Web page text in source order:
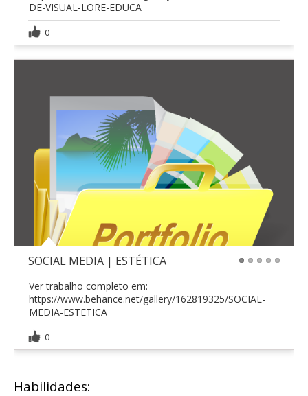
DE-VISUAL-LORE-EDUCA
0
SOCIAL MEDIA | ESTÉTICA
Ver trabalho completo em:
https://www.behance.net/gallery/162819325/SOCIAL-
MEDIA-ESTETICA
0
Habilidades: